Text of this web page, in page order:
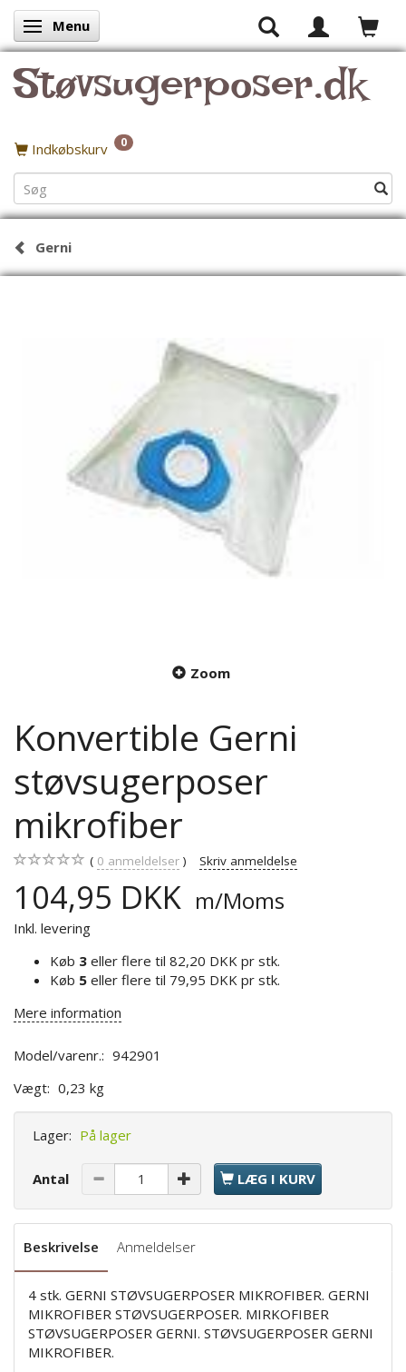
Skifte navigation
Menu
Støvsugerposer.dk
Indkøbskurv 0
Gerni
Zoom
Konvertible Gerni
støvsugerposer
mikrofiber
0 anmeldelser Skriv anmeldelse
104,95 DKK m/Moms
Inkl. levering
Køb 3 eller flere til 82,20 DKK pr stk.
Køb 5 eller flere til 79,95 DKK pr stk.
Mere information
Model/varenr.: 942901
Vægt: 0,23 kg
Lager: På lager
Antal LÆG I KURV
Beskrivelse Anmeldelser
4 stk. GERNI STØVSUGERPOSER MIKROFIBER. GERNI
MIKROFIBER STØVSUGERPOSER. MIRKOFIBER
STØVSUGERPOSER GERNI. STØVSUGERPOSER GERNI
MIKROFIBER.